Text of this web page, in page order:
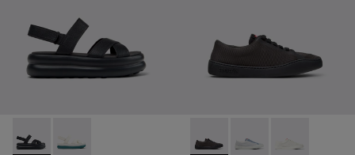
Pelotas Flota Up - K201863-001 - Sandales en cuir noir
Pelotas Flota Up - K201863-004Peu Touring - K201862-
Peu Touring -Peu Touring